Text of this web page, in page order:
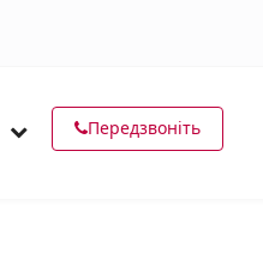
Передзвоніть